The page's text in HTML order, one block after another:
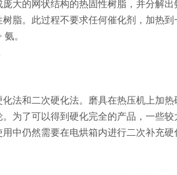
大的网状结构的热固性树脂，并分解
脂。此过程不要求任何催化剂，加热到
。
法和二次硬化法。磨具在热压机上加
为了可以得到硬化完全的产品，一些
中仍然需要在电烘箱内进行二次补充硬